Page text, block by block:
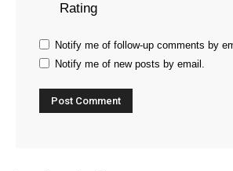
Rating
Notify me of follow-up comments by
Notify me of new posts by email.